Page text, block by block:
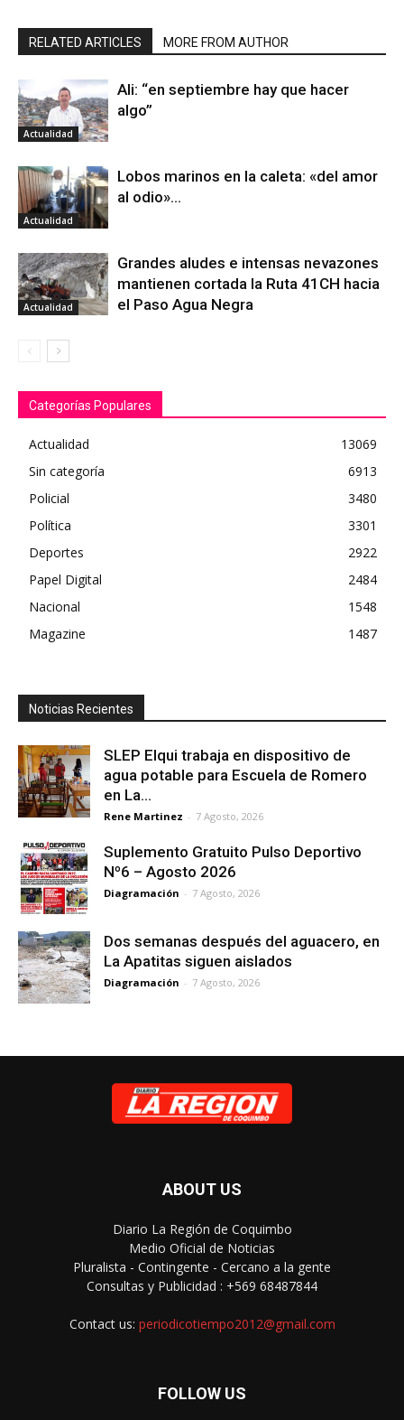
RELATED ARTICLES MORE FROM AUTHOR
Actualidad
Ali: “en septiembre hay que hacer
algo”
Actualidad
Lobos marinos en la caleta: «del amor
al odio»…
Actualidad
Grandes aludes e intensas nevazones
mantienen cortada la Ruta 41CH hacia
el Paso Agua Negra
Categorías Populares
Actualidad
13069
Sin categoría
6913
Policial
3480
Política
3301
Deportes
2922
Papel Digital
2484
Nacional
1548
Magazine
1487
Noticias Recientes
SLEP Elqui trabaja en dispositivo de
agua potable para Escuela de Romero
en La...
Rene Martinez - 7 Agosto, 2026
Suplemento Gratuito Pulso Deportivo
Nº6 – Agosto 2026
Diagramación - 7 Agosto, 2026
Dos semanas después del aguacero, en
La Apatitas siguen aislados
Diagramación - 7 Agosto, 2026
ABOUT US
Diario La Región de Coquimbo
Medio Oficial de Noticias
Pluralista - Contingente - Cercano a la gente
Consultas y Publicidad : +569 68487844
Contact us: periodicotiempo2012@gmail.com
FOLLOW US